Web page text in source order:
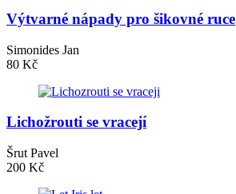
Výtvarné nápady pro šikovné ruce
Simonides Jan
80 Kč
Lichožrouti se vracejí
Šrut Pavel
200 Kč